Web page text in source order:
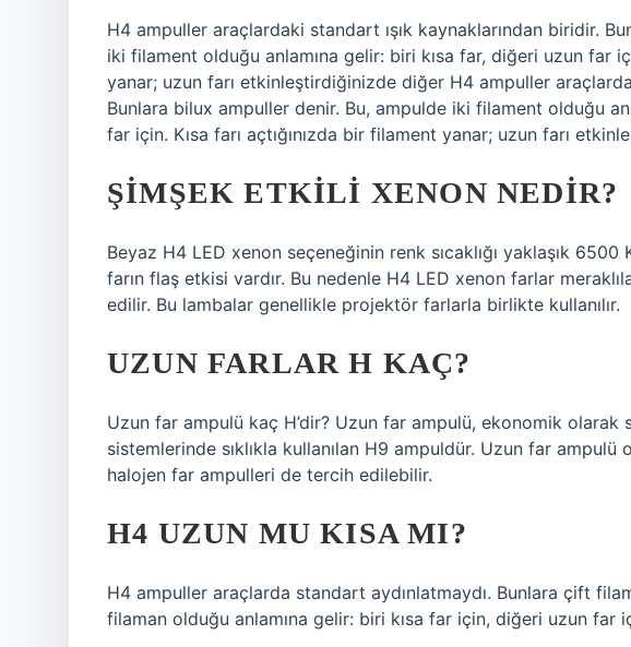
H4 ampuller araçlardaki standart ışık kaynaklarından biridir.
iki filament olduğu anlamına gelir: biri kısa far, diğeri uzun far
yanar; uzun farı etkinleştirdiğinizde diğer H4 ampuller
Bunlara bilux ampuller denir. Bu, ampulde iki filament olduğu
far için. Kısa farı açtığınızda bir filament yanar; uzun farı
ŞIMŞEK ETKILI XENON NEDIR?
Beyaz H4 LED xenon seçeneğinin renk sıcaklığı yaklaşık
farın flaş etkisi vardır. Bu nedenle H4 LED xenon farlar
edilir. Bu lambalar genellikle projektör farlarla birlikte kullanılır.
UZUN FARLAR H KAÇ?
Uzun far ampulü kaç H’dir? Uzun far ampulü, ekonomik olarak
sistemlerinde sıklıkla kullanılan H9 ampuldür. Uzun far
halojen far ampulleri de tercih edilebilir.
H4 UZUN MU KISA MI?
H4 ampuller araçlarda standart aydınlatmaydı. Bunlara çift
filaman olduğu anlamına gelir: biri kısa far için, diğeri uzun far